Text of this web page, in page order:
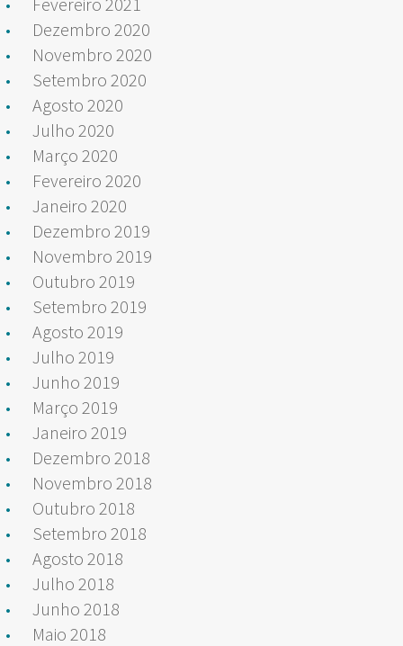
Dezembro 2020
Novembro 2020
Setembro 2020
Agosto 2020
Julho 2020
Março 2020
Fevereiro 2020
Janeiro 2020
Dezembro 2019
Novembro 2019
Outubro 2019
Setembro 2019
Agosto 2019
Julho 2019
Junho 2019
Março 2019
Janeiro 2019
Dezembro 2018
Novembro 2018
Outubro 2018
Setembro 2018
Agosto 2018
Julho 2018
Junho 2018
Maio 2018